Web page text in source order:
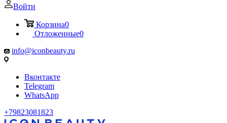
Войти
Корзина0
Отложенные0
info@iconbeauty.ru
Вконтакте
Telegram
WhatsApp
+79823081823